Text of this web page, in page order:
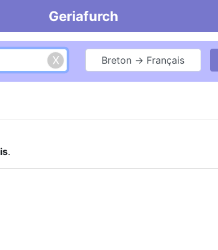
Geriafurch
Breton → Français
.